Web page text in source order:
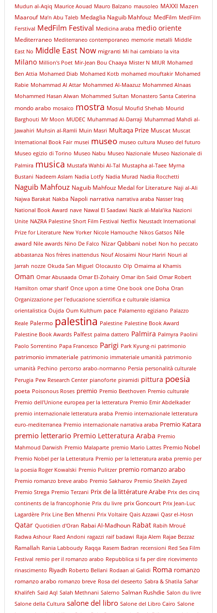
Mudun al-Aqiq Maurice Aouad Mauro Balzano mausoleo MAXXI Mazen
Maarouf Ma’n Abu Taleb Medaglia Naguib Mahfouz MedFilm MedFilm
Ferstival MedFilm Festival Medicina araba medio oriente
Mediterraneo Mediterraneo contemporaneo memorie metalli Middle
East No Middle East Now migranti Mi hai cambiato la vita
Milano Million's Poet Mir-Jean Bou Chaaya Mister N MIUR Mohamed
Ben Attia Mohamed Diab Mohamed Kotb mohamed mouftakir Mohamed
Rabie Mohammad Al Attar Mohammed Al-Maazuz Mohammed Alnaas
Mohammed Hasan Alwan Mohammed Sultan Monastero Santa Caterina
mondo arabo mosaico mostra Mosul Moufid Shehab Mourid
Barghouti Mr Moon MUDEC Muhammad Al-Darraji Muhammad Mahdi al-
Jawahiri Muhsin al-Ramli Muin Masri Multaqa Prize Muscat Muscat
International Book Fair musei museo museo cultura Museo del futuro
Museo egizio di Torino Museo Nabu Museo Nazionale Museo Nazionale di
Palmira musica Mustafa Wahbi Al-Tal Mustapha al-Taee Myrna
Bustani Nadeem Aslam Nadia Lotfy Nadia Murad Nadia Rocchetti
Naguib Mahfouz Naguib Mahfouz Medal for Literature Naji al-Ali
Najwa Barakat Nakba Napoli narrativa narrativa araba Nasser Iraq
National Book Award nave Nawal El Saadawi Nazik al-Mala’ika Nazioni
Unite NAZRA Palestine Short Film Festival Netflix Neustadt International
Prize for Literature New Yorker Nicole Hamouche Nikos Gatsos Nile
award Nile awards Nino De Falco Nizar Qabbani nobel Non ho peccato
abbastanza Nos frères inattendus Nouf Alosaimi Nour Hariri Nouri al
Jarrah nozze Okuda San Miguel Olocausto Olp Omaima al Khamis
Oman Omar Abusaada Omar El-Zohairy Omar ibn Said Omar Robert
Hamilton omar sharif Once upon a time One book one Doha Oran
Organizzazione per l'educazione scientifica e culturale islamica
orientalistica Oujda Oum Kulthum pace Palamento egiziano Palazzo
Reale Palermo palestina Palestine Palestine Book Award
Palestine Book Awards Palfest palma dattero Palmira Palmyra Paolini
Paolo Sorrentino Papa Francesco Parigi Park Kyung-ni patrimonio
patrimonio immateriale patrimonio immateriale umanità patrimonio
umanità Pechino percorso arabo-normanno Persia personalità culturale
Perugia Pew Research Center pianoforte piramidi pittura poesia
poeta Poisonous Roses premio Premio Beethoven Premio culturale
Premio dell'Unione europea per la letteratura Premio Emir Abdelkader
premio internazionale letteratura araba Premio internazionale letteratura
euro-mediterranea Premio internazionale narrativa araba Premio Katara
premio letterario Premio Letteratura Araba Premio
Mahmoud Darwish Premio Malaparte premio Mario Lattes Premio Nobel
Premio Nobel per la Letteratura Premio per la letteratura araba premio per
la poesia Roger Kowalski Premio Pulitzer premio romanzo arabo
Premio romanzo breve arabo Premio Sakharov Premio Sheikh Zayed
Premio Strega Premio Terzani Prix de la littérature Arabe Prix des cinq
continents de la francophonie Prix du livre prix Goncourt Prix Jean-Luc
Lagardère Prix Line Ben Mhenni Prix Voltaire Qais Azzawi Qasr el-Hosn
Qatar Quotidien d'Oran Rabai Al-Madhoun Rabat Rabih Mroué
Radwa Ashour Raed Andoni ragazzi raif badawi Raja Alem Rajae Bezzaz
Ramallah Rania Labboudy Raqqa Rasem Badran recensioni Red Sea Film
Festival remio per il romanzo arabo Repubblica si fa per dire ricevimento
rinascimento Riyadh Roberto Bellani Rodaan al Galidi Roma romanzo
romanzo arabo romanzo breve Rosa del deseerto Sabra & Shatila Sahar
Khalifeh Said Aql Salah Methnani Salerno Salman Rushdie Salon du livre
Salone della Cultura salone del libro Salone del Libro Cairo Salone